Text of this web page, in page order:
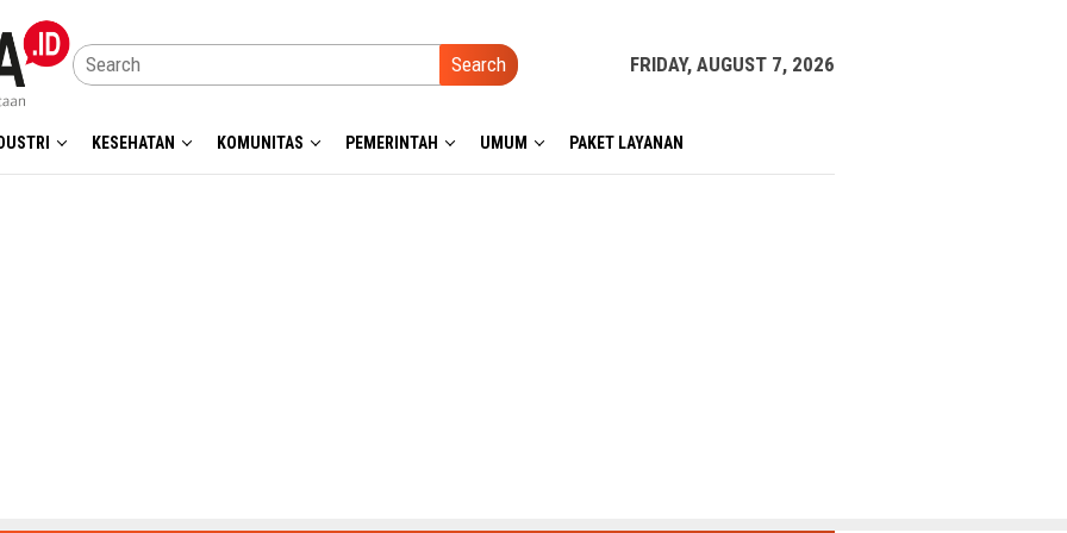
Search FRIDAY, AUGUST 7, 2026
KESEHATAN KOMUNITAS PEMERINTAH UMUM PAKET LAYANAN